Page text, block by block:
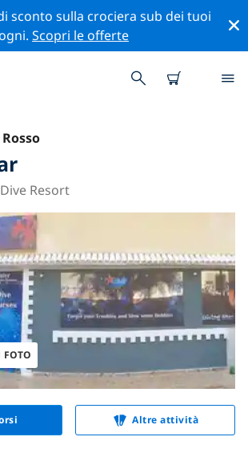
sconto sulla crociera sub dei tuoi
Scopri le offerte
Resort
FOTO
Altre attività